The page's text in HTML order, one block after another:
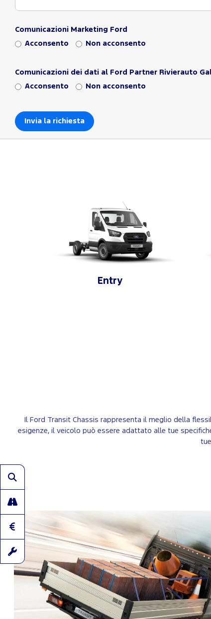
Comunicazioni Marketing Ford
Acconsento Non acconsento
Comunicazioni dei dati al Ford Partner Rivierauto
Acconsento Non acconsento
Entry
Il Ford Transit Chassis rappresenta il meglio della
esigenze, il veicolo può essere adattato alle tue